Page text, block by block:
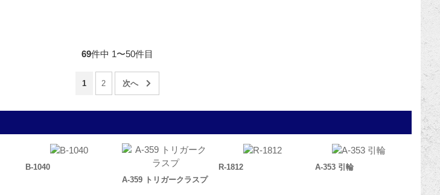
69件中 1〜50件目
1 2
B-1040
A-359 トリガークラスプ
R-1812 A-353 引輪